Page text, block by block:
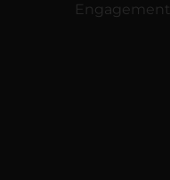
Engagement